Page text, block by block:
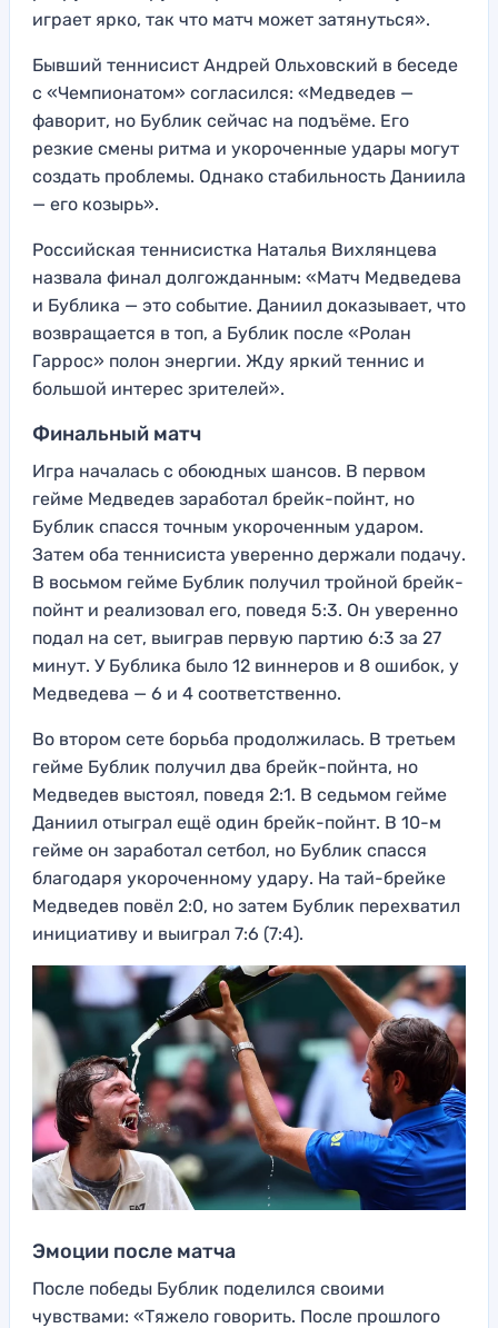
играет ярко, так что матч может затянуться».
Бывший теннисист Андрей Ольховский в беседе
с «Чемпионатом» согласился: «Медведев —
фаворит, но Бублик сейчас на подъёме. Его
резкие смены ритма и укороченные удары могут
создать проблемы. Однако стабильность Даниила
— его козырь».
Российская теннисистка Наталья Вихлянцева
назвала финал долгожданным: «Матч Медведева
и Бублика — это событие. Даниил доказывает, что
возвращается в топ, а Бублик после «Ролан
Гаррос» полон энергии. Жду яркий теннис и
большой интерес зрителей».
Финальный матч
Игра началась с обоюдных шансов. В первом
гейме Медведев заработал брейк-пойнт, но
Бублик спасся точным укороченным ударом.
Затем оба теннисиста уверенно держали подачу.
В восьмом гейме Бублик получил тройной брейк-
пойнт и реализовал его, поведя 5:3. Он уверенно
подал на сет, выиграв первую партию 6:3 за 27
минут. У Бублика было 12 виннеров и 8 ошибок, у
Медведева — 6 и 4 соответственно.
Во втором сете борьба продолжилась. В третьем
гейме Бублик получил два брейк-пойнта, но
Медведев выстоял, поведя 2:1. В седьмом гейме
Даниил отыграл ещё один брейк-пойнт. В 10-м
гейме он заработал сетбол, но Бублик спасся
благодаря укороченному удару. На тай-брейке
Медведев повёл 2:0, но затем Бублик перехватил
инициативу и выиграл 7:6 (7:4).
Эмоции после матча
После победы Бублик поделился своими
чувствами: «Тяжело говорить. После прошлого